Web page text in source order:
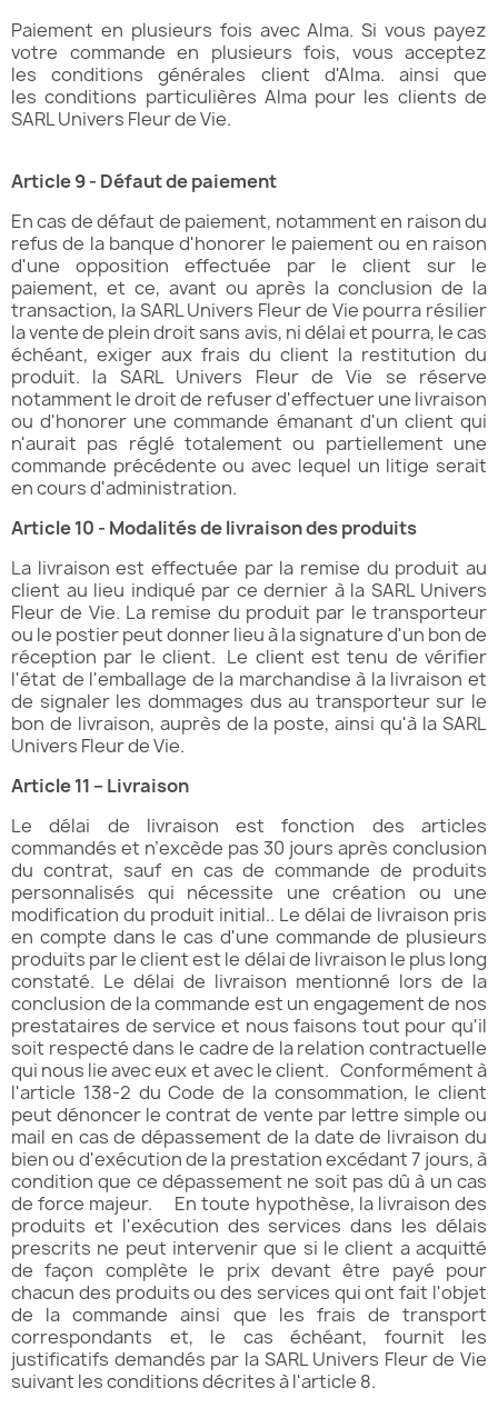
Paiement en plusieurs fois avec Alma. Si vous payez
votre commande en plusieurs fois, vous acceptez
lesconditions générales client d'Alma. ainsi que
lesconditions particulières Alma pour les clients de
SARL Univers Fleur de Vie.
Article 9 - Défaut de paiement
En cas de défaut de paiement, notamment en raison du
refus de la banque d'honorer le paiement ou en raison
d'une opposition effectuée par le client sur le
paiement, et ce, avant ou après la conclusion de la
transaction, la SARL Univers Fleur de Vie pourra résilier
la vente de plein droit sans avis, ni délai et pourra, le cas
échéant, exiger aux frais du client la restitution du
produit. la SARL Univers Fleur de Vie se réserve
notamment le droit de refuser d'effectuer une livraison
ou d'honorer une commande émanant d'un client qui
n'aurait pas réglé totalement ou partiellement une
commande précédente ou avec lequel un litige serait
en cours d'administration.
Article 10 - Modalités de livraison des produits
La livraison est effectuée par la remise du produit au
client au lieu indiqué par ce dernier à la SARL Univers
Fleur de Vie. La remise du produit par le transporteur
ou le postier peut donner lieu à la signature d'un bon de
réception par le client. Le client est tenu de vérifier
l'état de l'emballage de la marchandise à la livraison et
de signaler les dommages dus au transporteur sur le
bon de livraison, auprès de la poste, ainsi qu'à la SARL
Univers Fleur de Vie.
Article 11 – Livraison
Le délai de livraison est fonction des articles
commandés et n’excède pas 30 jours après conclusion
du contrat, sauf en cas de commande de produits
personnalisés qui nécessite une création ou une
modification du produit initial.. Le délai de livraison pris
en compte dans le cas d'une commande de plusieurs
produits par le client est le délai de livraison le plus long
constaté. Le délai de livraison mentionné lors de la
conclusion de la commande est un engagement de nos
prestataires de service et nous faisons tout pour qu'il
soit respecté dans le cadre de la relation contractuelle
qui nous lie avec eux et avec le client. Conformément à
l'article 138-2 du Code de la consommation, le client
peut dénoncer le contrat de vente par lettre simple ou
mail en cas de dépassement de la date de livraison du
bien ou d'exécution de la prestation excédant 7 jours, à
condition que ce dépassement ne soit pas dû à un cas
de force majeur. En toute hypothèse, la livraison des
produits et l'exécution des services dans les délais
prescrits ne peut intervenir que si le client a acquitté
de façon complète le prix devant être payé pour
chacun des produits ou des services qui ont fait l'objet
de la commande ainsi que les frais de transport
correspondants et, le cas échéant, fournit les
justificatifs demandés par la SARL Univers Fleur de Vie
suivant les conditions décrites à l'article 8.